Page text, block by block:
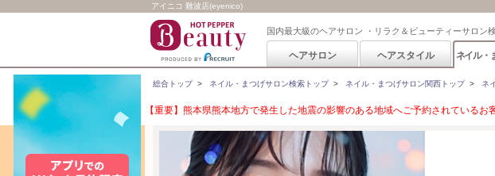
アイニコ 難波店(eyenico)
国内最大級のヘアサロン ・リラク＆ビューティーサロン
ヘアサロン ヘアスタイル ネイル・
総合トップ> ネイル・まつげサロン検索トップ> ネイル・まつげサロン関西トップ> ネ
【重要】熊本県熊本地方で発生した地震の影響のある地域へご予約されているお